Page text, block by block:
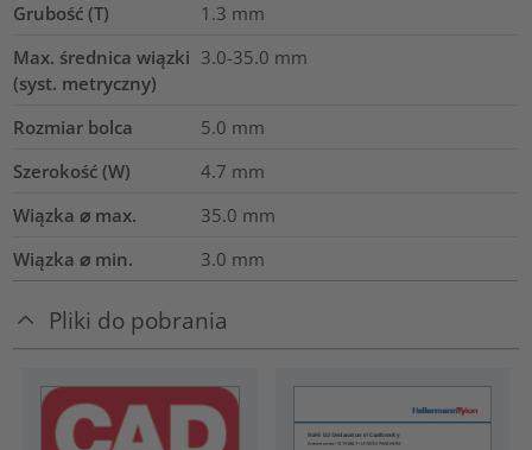
Grubość (T)
1.3 mm
Max. średnica wiązki
(syst. metryczny)
3.0-35.0 mm
Rozmiar bolca
5.0 mm
Szerokość (W)
4.7 mm
Wiązka ⌀ max.
35.0 mm
Wiązka ⌀ min.
3.0 mm
Pliki do pobrania